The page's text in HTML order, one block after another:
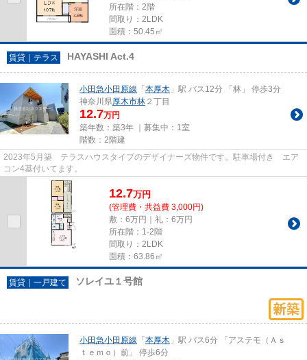
所在階：2階
間取り：2LDK
面積：50.45㎡
賃貸｜テラス HAYASHI Act.4
小田急小田原線 「本厚木 」駅 バス12分 「林」 停歩3分
神奈川県厚木市林 ２丁目
12.7万円
築年数：築3年 ｜募集中： 1室
階数：2階建
2023年5月築 テラスハウスタイプのデザイナーズ物件です。駐車場付き エア
コン4基付いてます。
12.7万円
(管理費・共益費 3,000円)
敷：6万円｜礼：6万円
所在階：1-2階
間取り：2LDK
面積：63.86㎡
賃貸｜一戸建て ソレイユ１号館
小田急小田原線 「本厚木 」駅 バス6分 「アステモ（Ａｓ
ｔｅｍｏ）前」 停歩6分